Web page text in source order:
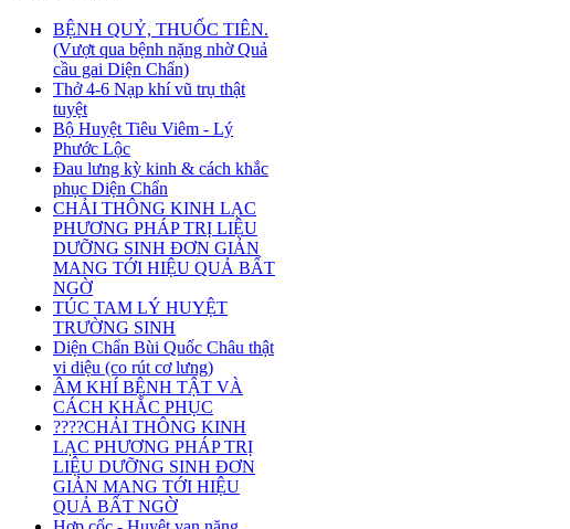
BỆNH QUỶ, THUỐC TIÊN.
(Vượt qua bệnh nặng nhờ Quả
cầu gai Diện Chẩn)
Thở 4-6 Nạp khí vũ trụ thật
tuyệt
Bộ Huyệt Tiêu Viêm - Lý
Phước Lộc
Đau lưng kỳ kinh & cách khắc
phục Diện Chẩn
CHẢI THÔNG KINH LẠC
PHƯƠNG PHÁP TRỊ LIỆU
DƯỠNG SINH ĐƠN GIẢN
MANG TỚI HIỆU QUẢ BẤT
NGỜ
TÚC TAM LÝ HUYỆT
TRƯỜNG SINH
Diện Chẩn Bùi Quốc Châu thật
vi diệu (co rút cơ lưng)
ÂM KHÍ BỆNH TẬT VÀ
CÁCH KHẮC PHỤC
????CHẢI THÔNG KINH
LẠC PHƯƠNG PHÁP TRỊ
LIỆU DƯỠNG SINH ĐƠN
GIẢN MANG TỚI HIỆU
QUẢ BẤT NGỜ